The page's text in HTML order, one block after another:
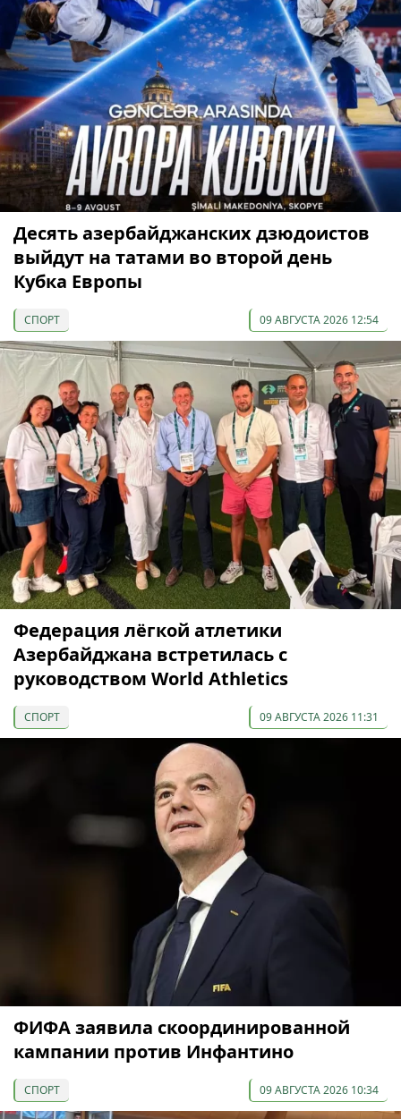
Десять азербайджанских дзюдоистов
выйдут на татами во второй день
Кубка Европы
СПОРТ 09 АВГУСТА 2026 12:54
Федерация лёгкой атлетики
Азербайджана встретилась с
руководством World Athletics
СПОРТ 09 АВГУСТА 2026 11:31
ФИФА заявила скоординированной
кампании против Инфантино
СПОРТ 09 АВГУСТА 2026 10:34